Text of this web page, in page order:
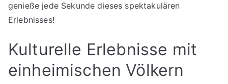
genieße jede Sekunde dieses spektakulären
Erlebnisses!
Kulturelle Erlebnisse mit
einheimischen Völkern